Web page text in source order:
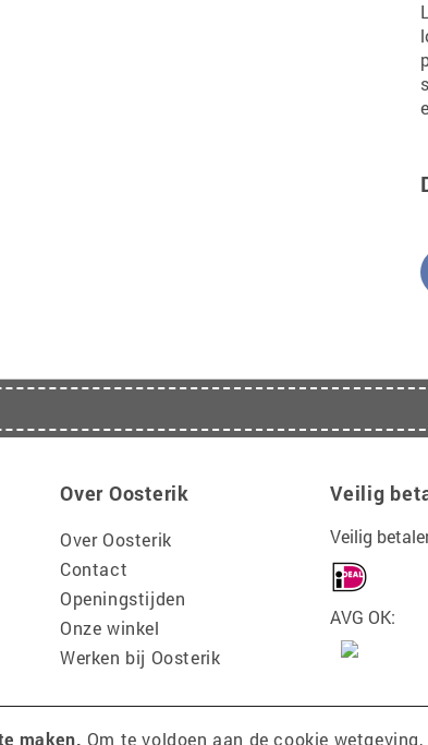
maken. Om te voldoen aan de cookie
Over Oosterik
Over Oosterik
Contact
Openingstijden
Onze winkel
Werken bij Oosterik
Veilig
Veilig
AVG OK: